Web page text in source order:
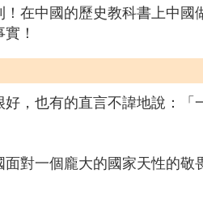
在中國的歷史教科書上中
！
，也有的直言不諱地說：
對一個龐大的國家天性的